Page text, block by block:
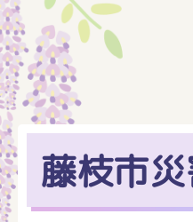
藤枝市